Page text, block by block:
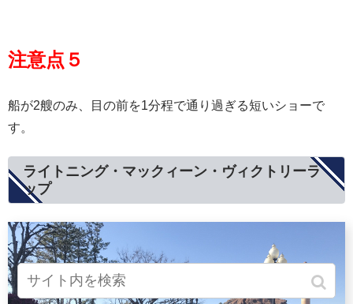
注意点５
船が2艘のみ、目の前を1分程で通り過ぎる短いショーで
す。
ライトニング・マックィーン・ヴィクトリーラ
ップ